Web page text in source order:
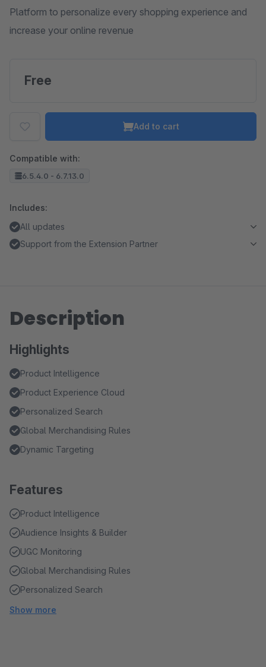
Platform to personalize every shopping experience and
increase your online revenue
Free
Add to cart
Compatible with:
6.5.4.0 - 6.7.13.0
Includes:
All updates
Support from the Extension Partner
Description
Highlights
Product Intelligence
Product Experience Cloud
Personalized Search
Global Merchandising Rules
Dynamic Targeting
Features
Product Intelligence
Audience Insights & Builder
UGC Monitoring
Global Merchandising Rules
Personalized Search
Show more